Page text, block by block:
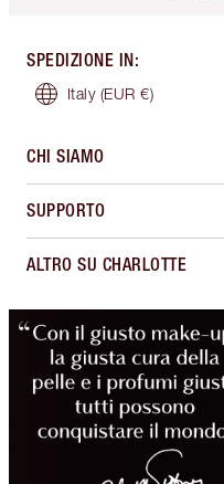
SPEDIZIONE IN:
Italy (EUR €)
CHI SIAMO
SUPPORTO
ALTRO SU CHARLOTTE